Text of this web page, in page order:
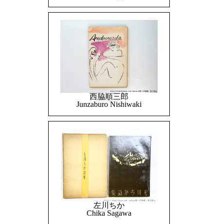
西脇順三郎
Junzaburo Nishiwaki
左川ちか
Chika Sagawa